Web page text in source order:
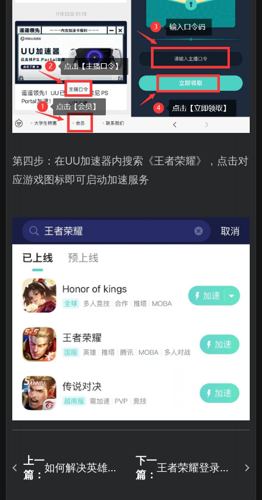
第四步：在UU加速器内搜索《王者荣耀》，点击对
应游戏图标即可启动加速服务
上一
篇：
如何解决英雄联
下一
篇：
王者荣耀登录失